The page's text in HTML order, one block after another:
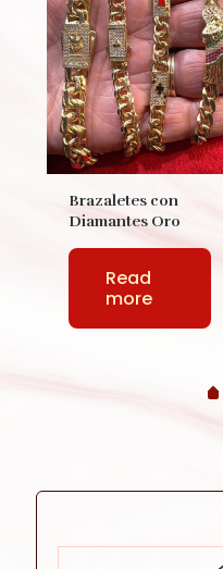
Brazaletes con
Diamantes Oro
Read
more